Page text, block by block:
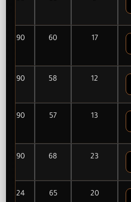
17
60
90
12
58
90
13
57
90
23
68
90
20
65
24